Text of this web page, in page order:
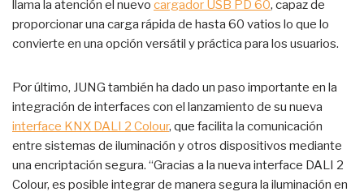
llama la atención el nuevo cargador USB PD 60, capaz de
proporcionar una carga rápida de hasta 60 vatios lo que lo
convierte en una opción versátil y práctica para los usuarios.
Por último, JUNG también ha dado un paso importante en la
integración de interfaces con el lanzamiento de su nueva
interface KNX DALI 2 Colour, que facilita la comunicación
entre sistemas de iluminación y otros dispositivos mediante
una encriptación segura. “Gracias a la nueva interface DALI 2
Colour, es posible integrar de manera segura la iluminación en